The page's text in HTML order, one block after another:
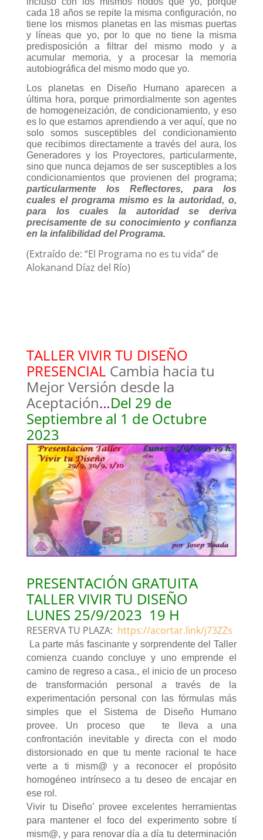
cada 18 años se repite la misma configuración, no
tiene los mismos planetas en las mismas puertas
y líneas que yo, por lo que no tiene la misma
predisposición a filtrar del mismo modo y a
acumular memoria, y a procesar la memoria
autobiográfica del mismo modo que yo.
Los planetas en Diseño Humano aparecen a
última hora, porque primordialmente son agentes
de homogeneización, de condicionamiento, y eso
es lo que estamos aprendiendo a ver aquí, que no
solo somos susceptibles del condicionamiento
que recibimos directamente a través del aura, los
Generadores y los Proyectores, particularmente,
sino que nunca dejamos de ser susceptibles a los
condicionamientos que provienen del programa;
particularmente los Reflectores, para los
cuales el programa mismo es la autoridad, o,
para los cuales la autoridad se deriva
precisamente de su conocimiento y confianza
en la infalibilidad del Programa.
(Extraído de: “El Programa no es tu vida” de
Alokanand Díaz del Río)
TALLER VIVIR TU DISEÑO
PRESENCIAL Cambia hacia tu
Mejor Versión desde la
Aceptación…Del 29 de
Septiembre al 1 de Octubre
2023
PRESENTACIÓN GRATUITA
TALLER VIVIR TU DISEÑO
LUNES 25/9/2023 19 H
RESERVA TU PLAZA: https://acortar.link/j73ZZs
La parte más fascinante y sorprendente del Taller
comienza cuando concluye y uno emprende el
camino de regreso a casa., el inicio de un proceso
de transformación personal a través de la
experimentación personal con las fórmulas más
simples que el Sistema de Diseño Humano
provee. Un proceso que te lleva a una
confrontación inevitable y directa con el modo
distorsionado en que tu mente racional te hace
verte a ti mism@ y a reconocer el propósito
homogéneo intrínseco a tu deseo de encajar en
ese rol.
Vivir tu Diseño’ provee excelentes herramientas
para mantener el foco del experimento sobre tí
mism@, y para renovar día a día tu determinación